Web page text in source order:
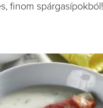
finom spárgasípokból!